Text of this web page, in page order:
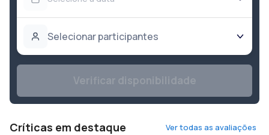
Selecionar participantes
Críticas em destaque Ver todas as avaliações